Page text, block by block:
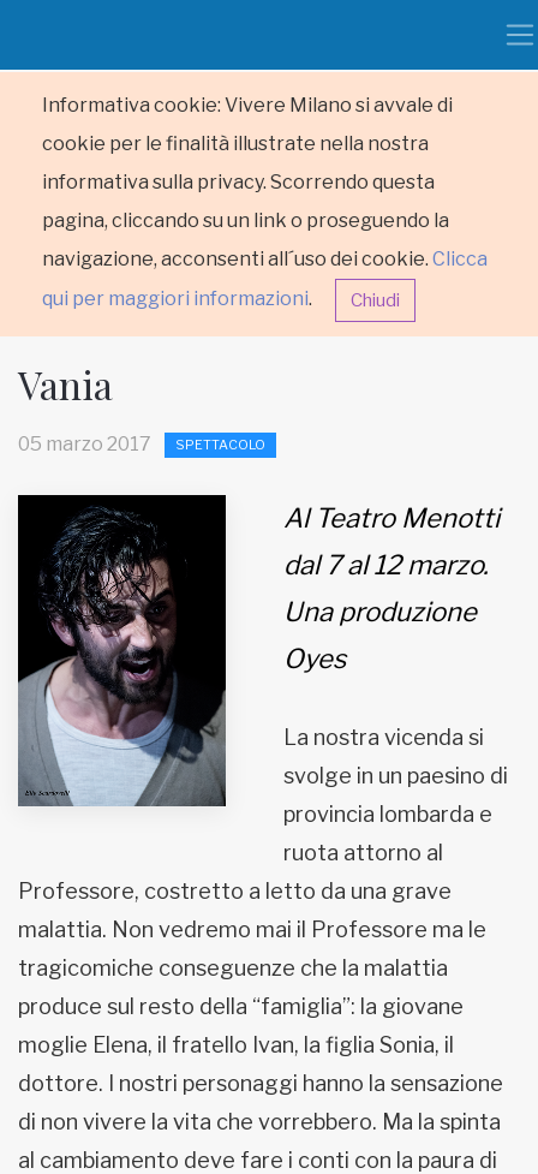
Informativa cookie: Vivere Milano si avvale di
cookie per le finalità illustrate nella nostra
informativa sulla privacy. Scorrendo questa
pagina, cliccando su un link o proseguendo la
navigazione, acconsenti all´uso dei cookie. Clicca
qui per maggiori informazioni. Chiudi
RUBRICHE
MUNICIPI
Inviateci le vostre segnalazioni
Iscriviti alla newsletter
www.viveremilano.info
EDB edizioni - Via Brivio angolo C.
Informativa sulla privacy
Vania
05 marzo 2017 SPETTACOLO
Al Teatro Menotti
dal 7 al 12 marzo.
Una produzione
Oyes
La nostra vicenda si
svolge in un paesino di
provincia lombarda e
ruota attorno al
Professore, costretto a letto da una grave
malattia. Non vedremo mai il Professore ma le
tragicomiche conseguenze che la malattia
produce sul resto della “famiglia”: la giovane
moglie Elena, il fratello Ivan, la figlia Sonia, il
dottore. I nostri personaggi hanno la sensazione
di non vivere la vita che vorrebbero. Ma la spinta
al cambiamento deve fare i conti con la paura di